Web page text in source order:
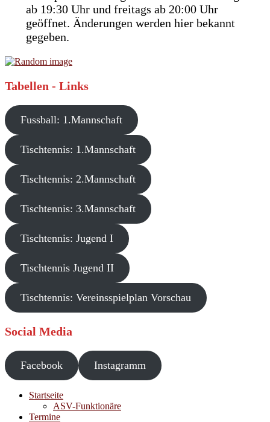
ab 19:30 Uhr und freitags ab 20:00 Uhr
geöffnet. Änderungen werden hier bekannt
gegeben.
Tabellen - Links
Fussball: 1.Mannschaft
Tischtennis: 1.Mannschaft
Tischtennis: 2.Mannschaft
Tischtennis: 3.Mannschaft
Tischtennis: Jugend I
Tischtennis Jugend II
Tischtennis: Vereinsspielplan Vorschau
Social Media
Facebook Instagramm
Startseite
ASV-Funktionäre
Termine